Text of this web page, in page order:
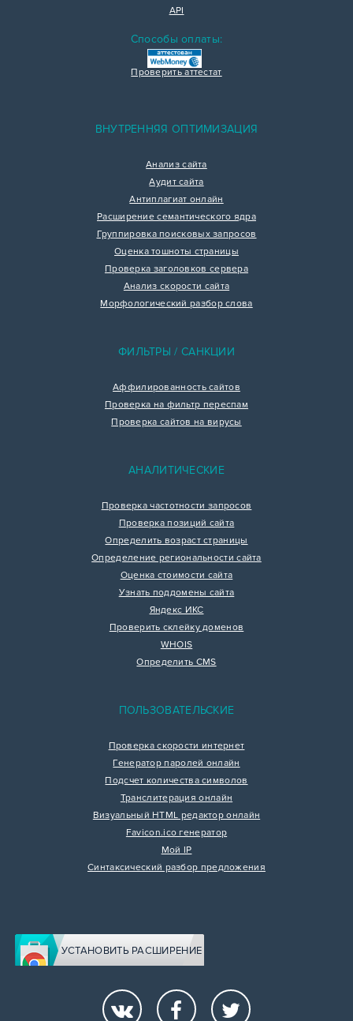
API
Способы оплаты:
Проверить аттестат
ВНУТРЕННЯЯ ОПТИМИЗАЦИЯ
Анализ сайта
Аудит сайта
Антиплагиат онлайн
Расширение семантического ядра
Группировка поисковых запросов
Оценка тошноты страницы
Проверка заголовков сервера
Анализ скорости сайта
Морфологический разбор слова
ФИЛЬТРЫ / САНКЦИИ
Аффилированность сайтов
Проверка на фильтр переспам
Проверка сайтов на вирусы
АНАЛИТИЧЕСКИЕ
Проверка частотности запросов
Проверка позиций сайта
Определить возраст страницы
Определение региональности сайта
Оценка стоимости сайта
Узнать поддомены сайта
Яндекс ИКС
Проверить склейку доменов
WHOIS
Определить CMS
ПОЛЬЗОВАТЕЛЬСКИЕ
Проверка скорости интернет
Генератор паролей онлайн
Подсчет количества символов
Транслитерация онлайн
Визуальный HTML редактор онлайн
Favicon.ico генератор
Мой IP
Синтаксический разбор предложения
УСТАНОВИТЬ РАСШИРЕНИЕ